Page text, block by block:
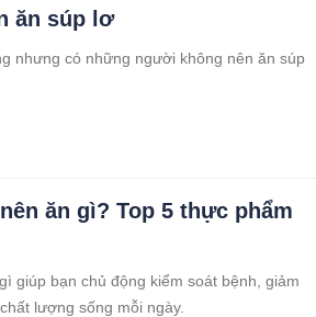
ăn súp lơ
nhưng có những người không nên ăn súp
ăn gì? Top 5 thực phẩm
giúp bạn chủ động kiểm soát bệnh, giảm
lượng sống mỗi ngày.